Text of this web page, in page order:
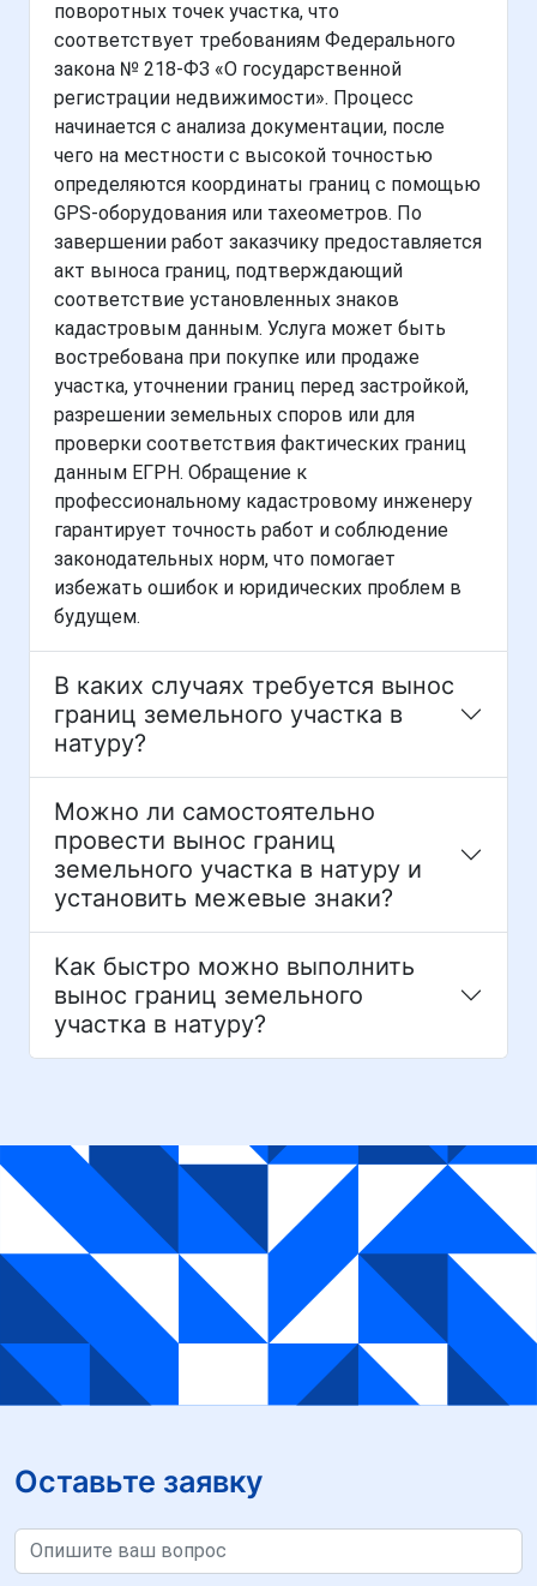
поворотных точек участка, что
соответствует требованиям Федерального
закона № 218-ФЗ «О государственной
регистрации недвижимости». Процесс
начинается с анализа документации, после
чего на местности с высокой точностью
определяются координаты границ с помощью
GPS-оборудования или тахеометров. По
завершении работ заказчику предоставляется
акт выноса границ, подтверждающий
соответствие установленных знаков
кадастровым данным. Услуга может быть
востребована при покупке или продаже
участка, уточнении границ перед застройкой,
разрешении земельных споров или для
проверки соответствия фактических границ
данным ЕГРН. Обращение к
профессиональному кадастровому инженеру
гарантирует точность работ и соблюдение
законодательных норм, что помогает
избежать ошибок и юридических проблем в
будущем.
В каких случаях требуется вынос
границ земельного участка в
натуру?
Можно ли самостоятельно
провести вынос границ
земельного участка в натуру и
установить межевые знаки?
Как быстро можно выполнить
вынос границ земельного
участка в натуру?
Оставьте заявку